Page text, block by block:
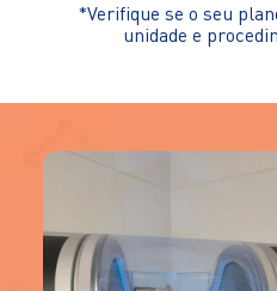
*Verifique se o seu
unidade e